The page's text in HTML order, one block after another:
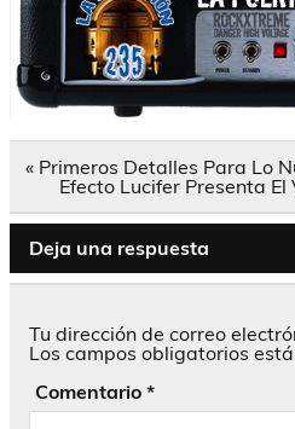
Navegación
« Primeros Detalles Para Lo
Efecto Lucifer Presenta El
Deja una respuesta
Tu dirección de correo
Los campos obligatorios
Comentario *